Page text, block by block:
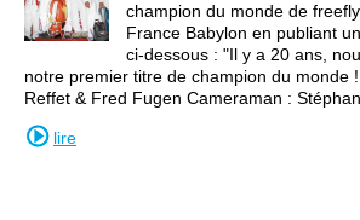
champion du monde de
France Babylon en publiant
ci-dessous : "Il y a 20 ans,
notre premier titre de champion du monde
Reffet & Fred Fugen Cameraman :
lire